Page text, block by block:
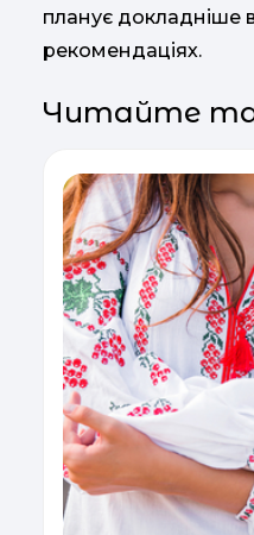
планує докладніше
рекомендаціях.
Читайте